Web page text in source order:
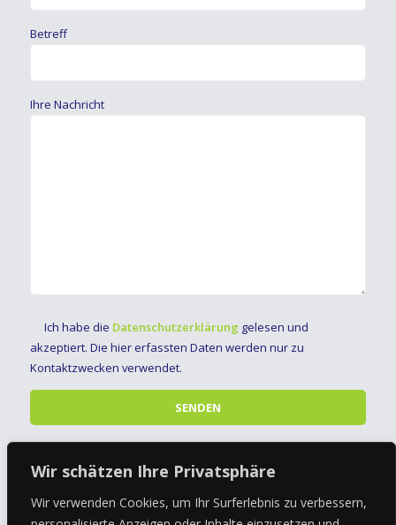
Wir schätzen Ihre Privatsphäre
Wir verwenden Cookies, um Ihr Surferlebnis zu verbessern,
Betreff
Ihre Nachricht
Ich habe die Datenschutzerklärung gelesen und
akzeptiert. Die hier erfassten Daten werden nur zu
Kontaktzwecken verwendet.
Ein Angebot der